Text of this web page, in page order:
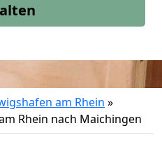
am Rhein »
Rhein nach Maichingen